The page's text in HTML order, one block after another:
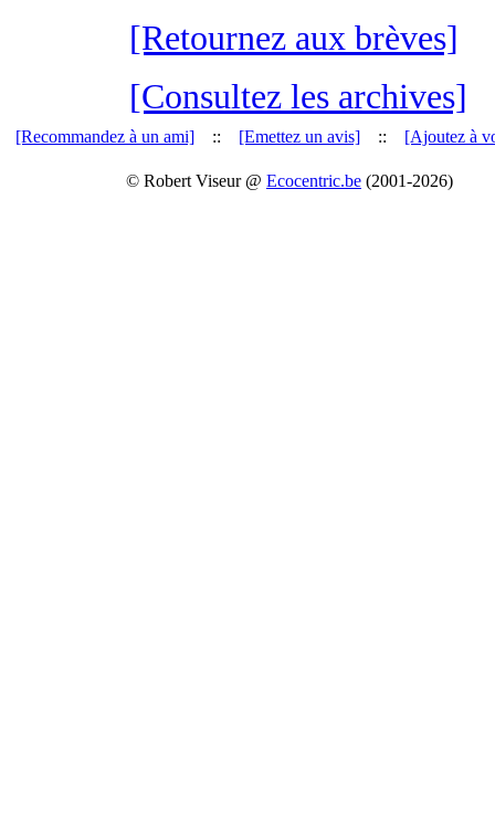
[Retournez aux brèves]
[Consultez les archives]
[Recommandez à un ami] :: [Emettez un avis] :: [Ajoutez à
© Robert Viseur @ Ecocentric.be (2001-2026)